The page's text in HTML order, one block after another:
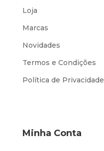
Loja
Marcas
Novidades
Termos e Condições
Política de Privacidade
Minha Conta